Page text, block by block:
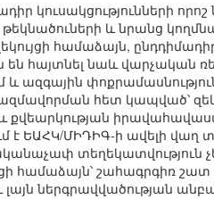
կուսակցությունների
թեկնածուների և նրանց
համաձայն,
են հայտնել նաև
ազգային
հետ կապված՝
է ԵԱՀԿ/ՄԻԴԻԳ-ի ավելի
տեղեկատվություն
համաձայն՝ շահագրգիռ
ներգրավվածության